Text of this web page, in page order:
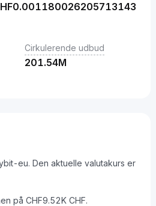
0.001180026205713143
Cirkulerende udbud
201.54M
eu. Den aktuelle valutakurs er
på CHF9.52K CHF.